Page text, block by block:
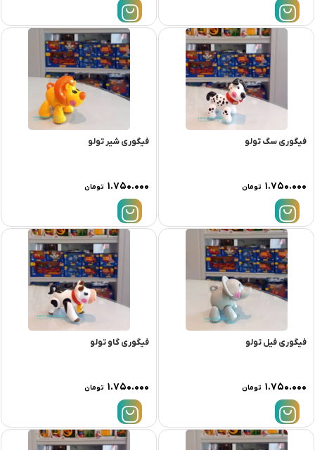
فیگوری سگ تولو
۱.۷۵۰.۰۰۰ تومان
فیگوری شیر تولو
۱.۷۵۰.۰۰۰ تومان
فیگوری فیل تولو
۱.۷۵۰.۰۰۰ تومان
فیگوری گاو تولو
۱.۷۵۰.۰۰۰ تومان